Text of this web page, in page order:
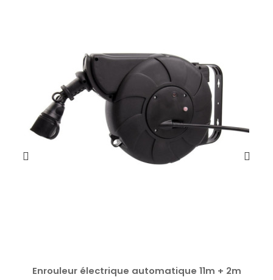
Enrouleur électrique automatique 11m + 2m